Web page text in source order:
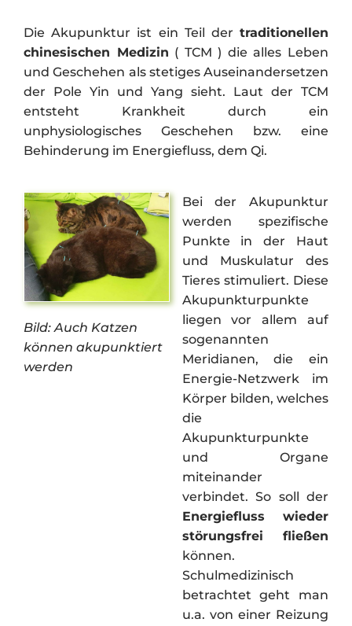
Die Akupunktur ist ein Teil dertraditionellen
chinesischen Medizin ( TCM ) die alles Leben
und Geschehen als stetiges Auseinandersetzen
der Pole Yin und Yang sieht. Laut der TCM
entsteht Krankheit durch ein
unphysiologisches Geschehen bzw. eine
Behinderung im Energiefluss, dem Qi.
Bild: Auch Katzen
können akupunktiert
werden
Bei der Akupunktur
werden spezifische
Punkte in der Haut
und Muskulatur des
Tieres stimuliert. Diese
Akupunkturpunkte
liegen vor allem auf
sogenannten
Meridianen, die ein
Energie-Netzwerk im
Körper bilden, welches
die
Akupunkturpunkte
und Organe
miteinander
verbindet. So soll der
Energiefluss wieder
störungsfrei fließen
können.
Schulmedizinisch
betrachtet geht man
u.a. von einer Reizung